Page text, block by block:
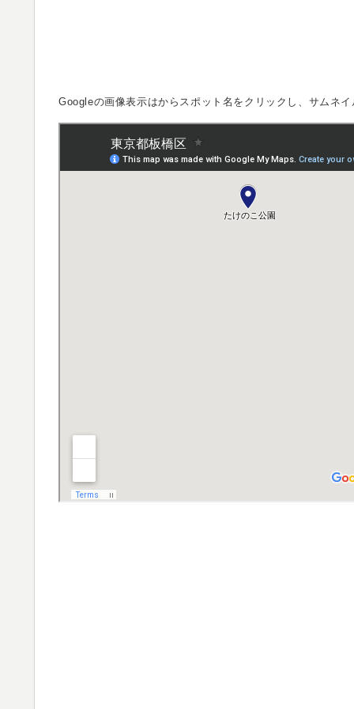
Googleの画像表示はからスポット名をクリックし、サムネイ